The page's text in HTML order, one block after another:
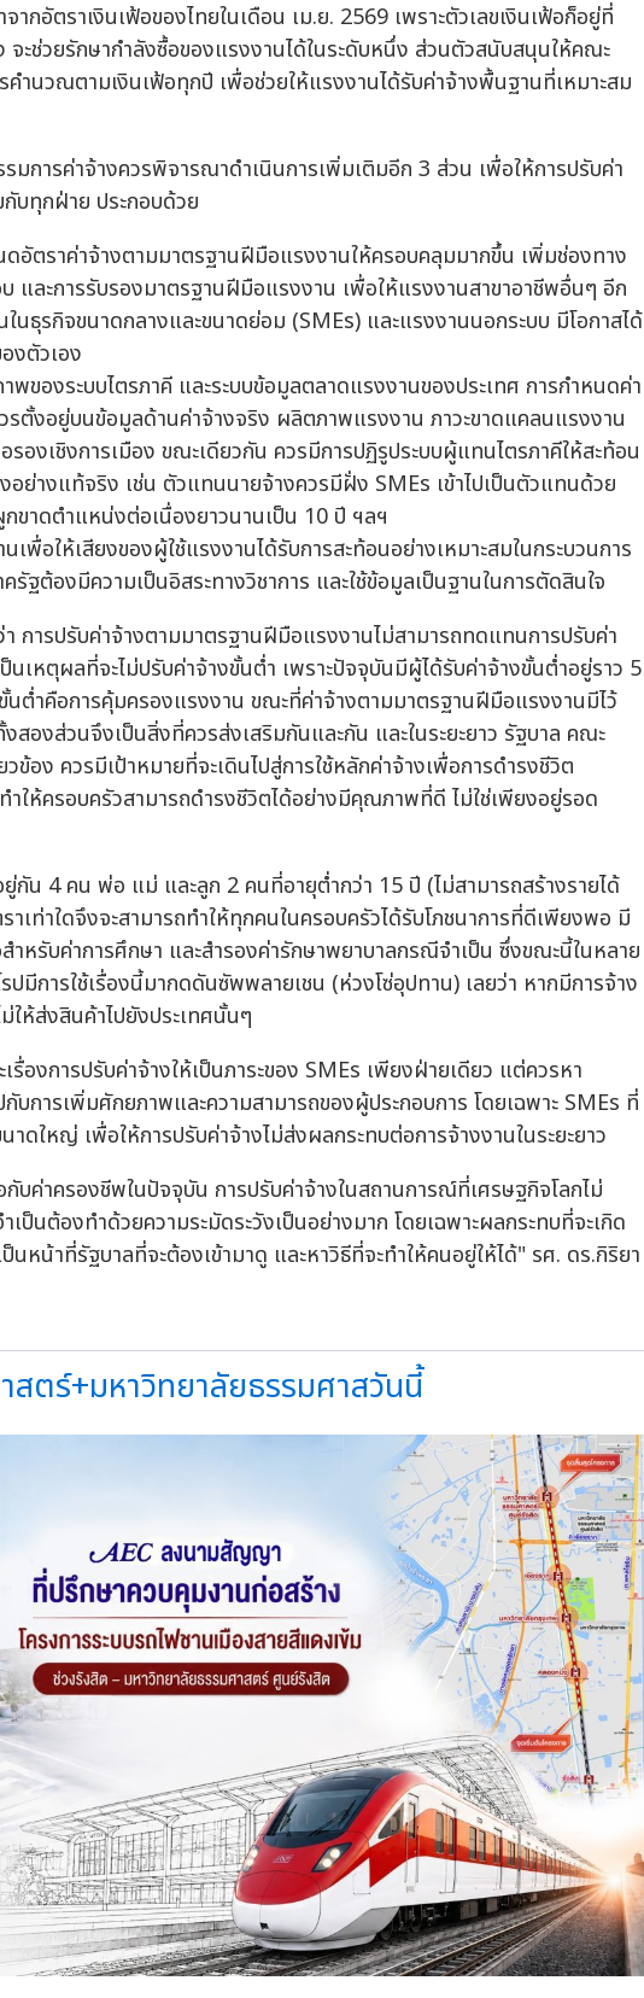
ากอัตราเงินเฟ้อของไทยในเดือน เม.ย. 2569 เพราะตัวเลขเงินเฟ้อก็อยู่ที่
จะช่วยรักษากำลังซื้อของแรงงานได้ในระดับหนึ่ง ส่วนตัวสนับสนุนให้คณะ
คำนวณตามเงินเฟ้อทุกปี เพื่อช่วยให้แรงงานได้รับค่าจ้างพื้นฐานที่เหมาะสม
มการค่าจ้างควรพิจารณาดำเนินการเพิ่มเติมอีก 3 ส่วน เพื่อให้การปรับค่า
กับทุกฝ่าย ประกอบด้วย
ดอัตราค่าจ้างตามมาตรฐานฝีมือแรงงานให้ครอบคลุมมากขึ้น เพิ่มช่องทาง
และการรับรองมาตรฐานฝีมือแรงงาน เพื่อให้แรงงานสาขาอาชีพอื่นๆ อีก
นธุรกิจขนาดกลางและขนาดย่อม (SMEs) และแรงงานนอกระบบ มีโอกาสได้
งตัวเอง
พของระบบไตรภาคี และระบบข้อมูลตลาดแรงงานของประเทศ การกำหนดค่า
รตั้งอยู่บนข้อมูลด้านค่าจ้างจริง ผลิตภาพแรงงาน ภาวะขาดแคลนแรงงาน
รองเชิงการเมือง ขณะเดียวกัน ควรมีการปฏิรูประบบผู้แทนไตรภาคีให้สะท้อน
ย่างแท้จริง เช่น ตัวแทนนายจ้างควรมีฝั่ง SMEs เข้าไปเป็นตัวแทนด้วย
ขาดตำแหน่งต่อเนื่องยาวนานเป็น 10 ปี ฯลฯ
เพื่อให้เสียงของผู้ใช้แรงงานได้รับการสะท้อนอย่างเหมาะสมในกระบวนการ
ฐต้องมีความเป็นอิสระทางวิชาการ และใช้ข้อมูลเป็นฐานในการตัดสินใจ
การปรับค่าจ้างตามมาตรฐานฝีมือแรงงานไม่สามารถทดแทนการปรับค่า
นเหตุผลที่จะไม่ปรับค่าจ้างขั้นต่ำ เพราะปัจจุบันมีผู้ได้รับค่าจ้างขั้นต่ำอยู่ราว 5
นต่ำคือการคุ้มครองแรงงาน ขณะที่ค่าจ้างตามมาตรฐานฝีมือแรงงานมีไว้
สองส่วนจึงเป็นสิ่งที่ควรส่งเสริมกันและกัน และในระยะยาว รัฐบาล คณะ
ข้อง ควรมีเป้าหมายที่จะเดินไปสู่การใช้หลักค่าจ้างเพื่อการดำรงชีวิต
ให้ครอบครัวสามารถดำรงชีวิตได้อย่างมีคุณภาพที่ดี ไม่ใช่เพียงอยู่รอด
กัน 4 คน พ่อ แม่ และลูก 2 คนที่อายุต่ำกว่า 15 ปี (ไม่สามารถสร้างรายได้
เท่าใดจึงจะสามารถทำให้ทุกคนในครอบครัวได้รับโภชนาการที่ดีเพียงพอ มี
หรับค่าการศึกษา และสำรองค่ารักษาพยาบาลกรณีจำเป็น ซึ่งขณะนี้ในหลาย
ปมีการใช้เรื่องนี้มากดดันซัพพลายเชน (ห่วงโซ่อุปทาน) เลยว่า หากมีการจ้าง
ให้ส่งสินค้าไปยังประเทศนั้นๆ
รื่องการปรับค่าจ้างให้เป็นภาระของ SMEs เพียงฝ่ายเดียว แต่ควรหา
บการเพิ่มศักยภาพและความสามารถของผู้ประกอบการ โดยเฉพาะ SMEs ที่
ดใหญ่ เพื่อให้การปรับค่าจ้างไม่ส่งผลกระทบต่อการจ้างงานในระยะยาว
บค่าครองชีพในปัจจุบัน การปรับค่าจ้างในสถานการณ์ที่เศรษฐกิจโลกไม่
ป็นต้องทำด้วยความระมัดระวังเป็นอย่างมาก โดยเฉพาะผลกระทบที่จะเกิด
หน้าที่รัฐบาลที่จะต้องเข้ามาดู และหาวิธีที่จะทำให้คนอยู่ให้ได้" รศ. ดร.กิริยา
สตร์+มหาวิทยาลัยธรรมศาสวันนี้